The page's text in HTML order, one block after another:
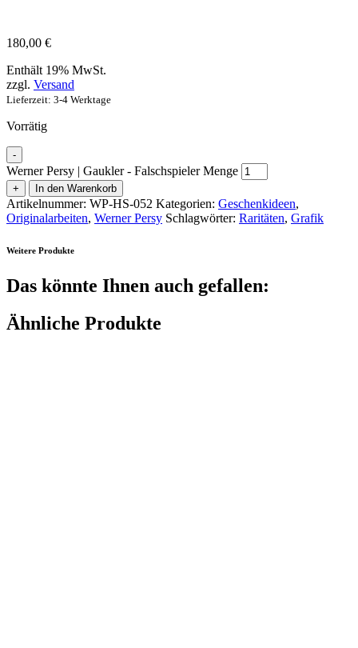
180,00 €
Enthält 19% MwSt.
zzgl. Versand
Lieferzeit: 3-4 Werktage
Vorrätig
-
Werner Persy | Gaukler - Falschspieler Menge
+ In den Warenkorb
Artikelnummer: WP-HS-052 Kategorien: Geschenkideen,
Originalarbeiten, Werner Persy Schlagwörter: Raritäten, Grafik
Weitere Produkte
Das könnte Ihnen auch gefallen:
Ähnliche Produkte